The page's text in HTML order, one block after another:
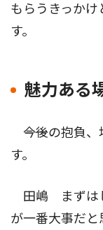
もらうきっかけ
す。
魅力ある
――今後の抱負
す。
田嶋 まずは
が一番大事だ